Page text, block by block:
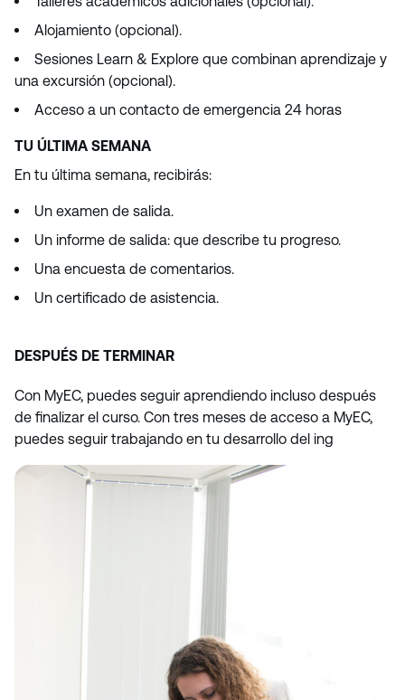
Alojamiento (opcional).
Sesiones Learn & Explore que combinan aprendizaje y
una excursión (opcional).
Acceso a un contacto de emergencia 24 horas
TU ÚLTIMA SEMANA
En tu última semana, recibirás:
Un examen de salida.
Un informe de salida: que describe tu progreso.
Una encuesta de comentarios.
Un certificado de asistencia.
DESPUÉS DE TERMINAR
Con MyEC, puedes seguir aprendiendo incluso después
de finalizar el curso. Con tres meses de acceso a MyEC,
puedes seguir trabajando en tu desarrollo del ing